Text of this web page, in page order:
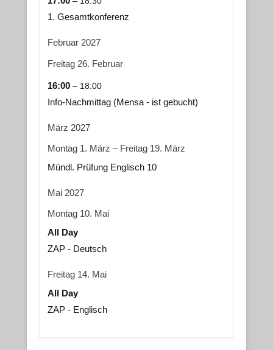
1. Gesamtkonferenz
Februar 2027
Freitag 26. Februar
16:00 – 18:00
Info-Nachmittag (Mensa - ist gebucht)
März 2027
Montag 1. März – Freitag 19. März
Mündl. Prüfung Englisch 10
Mai 2027
Montag 10. Mai
All Day
ZAP - Deutsch
Freitag 14. Mai
All Day
ZAP - Englisch